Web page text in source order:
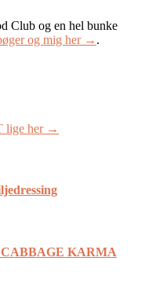
Club og en hel bunke
og mig her → .
lige her →
KARMA